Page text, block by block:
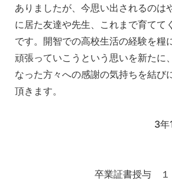
ありましたが、今思い出されるのは
に居た友達や先生、これまで育てて
です。開智での高校生活の経験を糧
頑張っていこうという思いを新たに
なった方々への感謝の気持ちを結び
頂きます。
3年1組
卒業証書授与 １